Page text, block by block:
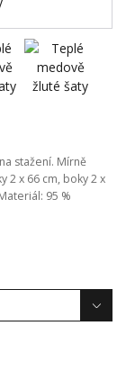
stažení. Mírně
2 x 66 cm, boky 2 x
95 %